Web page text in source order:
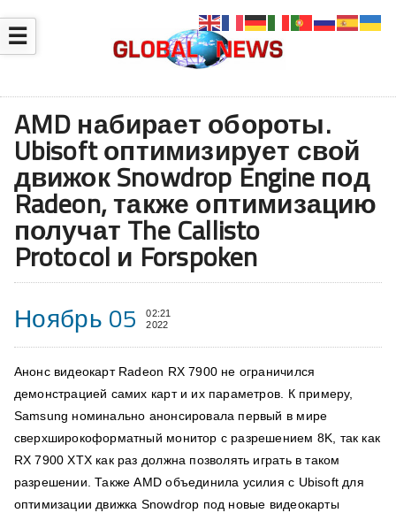
☰
AMD набирает обороты.
Ubisoft оптимизирует свой
движок Snowdrop Engine под
Radeon, также оптимизацию
получат The Callisto
Protocol и Forspoken
Ноябрь 05
02:21
2022
Анонс видеокарт Radeon RX 7900 не ограничился
демонстрацией самих карт и их параметров. К примеру,
Samsung номинально анонсировала первый в мире
сверхширокоформатный монитор с разрешением 8K, так как
RX 7900 XTX как раз должна позволять играть в таком
разрешении. Также AMD объединила усилия с Ubisoft для
оптимизации движка Snowdrop под новые видеокарты